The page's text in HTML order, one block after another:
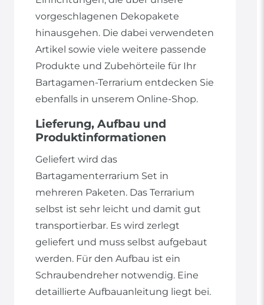
vorgeschlagenen Dekopakete
hinausgehen. Die dabei verwendeten
Artikel sowie viele weitere passende
Produkte und Zubehörteile für Ihr
Bartagamen-Terrarium entdecken Sie
ebenfalls in unserem Online-Shop.
Lieferung, Aufbau und
Produktinformationen
Geliefert wird das
Bartagamenterrarium Set in
mehreren Paketen. Das Terrarium
selbst ist sehr leicht und damit gut
transportierbar. Es wird zerlegt
geliefert und muss selbst aufgebaut
werden. Für den Aufbau ist ein
Schraubendreher notwendig. Eine
detaillierte Aufbauanleitung liegt bei.